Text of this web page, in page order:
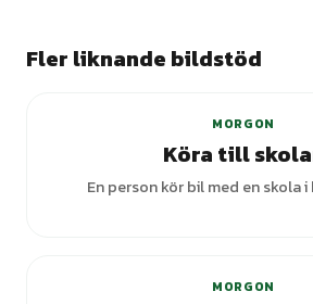
Fler liknande bildstöd
MORGON
Köra till
En person kör bil med en skola
MORGON